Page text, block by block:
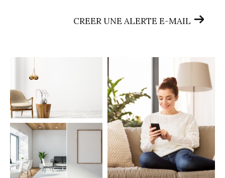
CREER UNE ALERTE E-MAIL